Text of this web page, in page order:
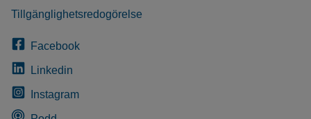
Tillgänglighetsredogörelse
Facebook
Linkedin
Instagram